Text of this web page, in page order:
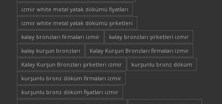
izmir white metal yatak dökümü fiyatları
izmir white metal yatak dökümü şirketleri
kalay bronzları firmaları izmir
kalay bronzları şirketleri izmir
kalay kurşun bronzları
Kalay Kurşun Bronzları firmaları izmir
Kalay Kurşun Bronzları şirketleri izmir
kurşunlu bronz döküm
kurşunlu bronz döküm firmaları izmir
kurşunlu bronz döküm fiyatları izmir